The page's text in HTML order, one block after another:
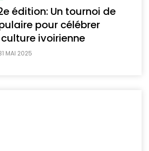
édition: Un tournoi de
pour célébrer
ivoirienne
MAI 2025